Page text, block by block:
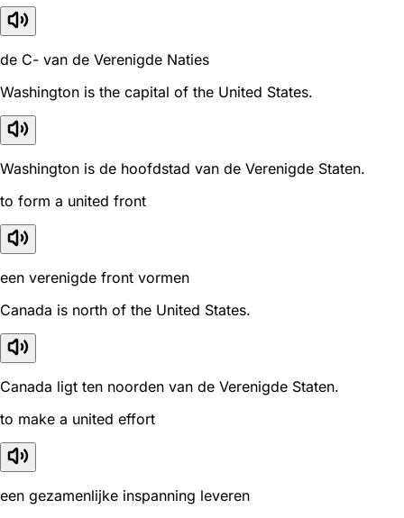
de C- van de Verenigde Naties
Washington is the capital of the United States.
Washington is de hoofdstad van de Verenigde Staten.
to form a united front
een verenigde front vormen
Canada is north of the United States.
Canada ligt ten noorden van de Verenigde Staten.
to make a united effort
een gezamenlijke inspanning leveren